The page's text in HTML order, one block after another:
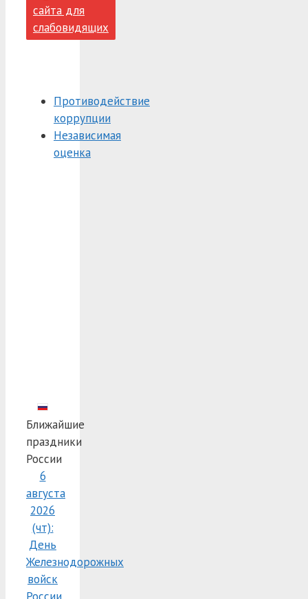
сайта для
слабовидящих
Противодействие
коррупции
Независимая
оценка
Ближайшие
праздники
России
6
августа
2026
(чт):
День
Железнодорожных
войск